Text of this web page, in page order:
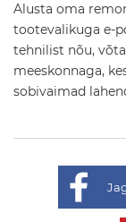
e
h
n
k
a
a
Alusta oma
tootevalikuga e-
tehnilist nõu,
meeskonnaga,
sobivaimad